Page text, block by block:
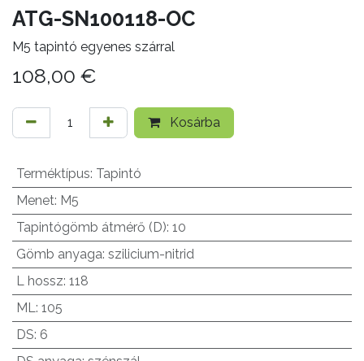
ATG-SN100118-OC
M5 tapintó egyenes szárral
108,00 €
Kosárba
Terméktípus: Tapintó
Menet: M5
Tapintógömb átmérő (D): 10
Gömb anyaga: szilicium-nitrid
L hossz: 118
ML : 105
DS: 6